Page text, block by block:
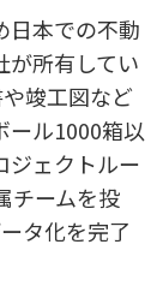
本での不動
が所有してい
竣工図など
ール1000箱以
ジェクトルー
チームを投
タ化を完了